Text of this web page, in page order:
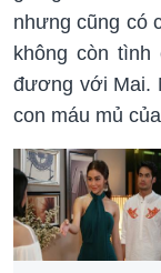
nhưng cũng có
không còn
đương với Mai.
con máu mủ